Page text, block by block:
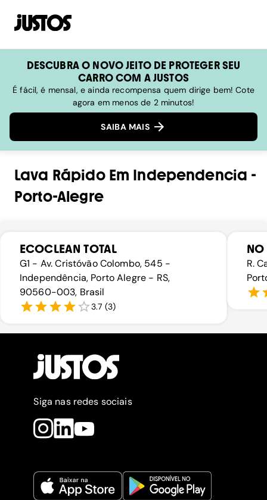
DESCUBRA O NOVO JEITO DE PROTEGER SEU
CARRO COM A JUSTOS
É fácil, é mensal, e ainda recompensa quem dirige bem! Cote
agora em menos de 2 minutos!
SAIBA MAIS
Lava RápidoEm Independencia -
Porto-Alegre
ECOCLEAN TOTAL
G1 - Av. Cristóvão Colombo, 545 -
Independência, Porto Alegre - RS,
90560-003, Brasil
3.7 (3)
NO
R.
Siga nas redes sociais